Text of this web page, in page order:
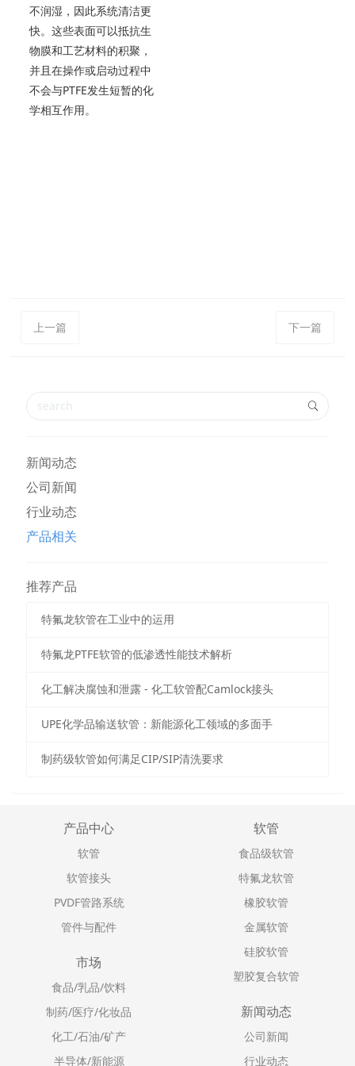
不润湿，因此系统清洁更
快。这些表面可以抵抗生
物膜和工艺材料的积聚，
并且在操作或启动过程中
不会与PTFE发生短暂的化
学相互作用。
上一篇 下一篇
新闻动态
公司新闻
行业动态
产品相关
推荐产品
特氟龙软管在工业中的运用
特氟龙PTFE软管的低渗透性能技术解析
化工解决腐蚀和泄露 - 化工软管配Camlock接头
UPE化学品输送软管：新能源化工领域的多面手
制药级软管如何满足CIP/SIP清洗要求
产品中心
软管
软管接头
PVDF管路系统
管件与配件
软管
食品级软管
特氟龙软管
橡胶软管
金属软管
硅胶软管
塑胶复合软管
市场
食品/乳品/饮料
制药/医疗/化妆品
化工/石油/矿产
半导体/新能源
新闻动态
公司新闻
行业动态